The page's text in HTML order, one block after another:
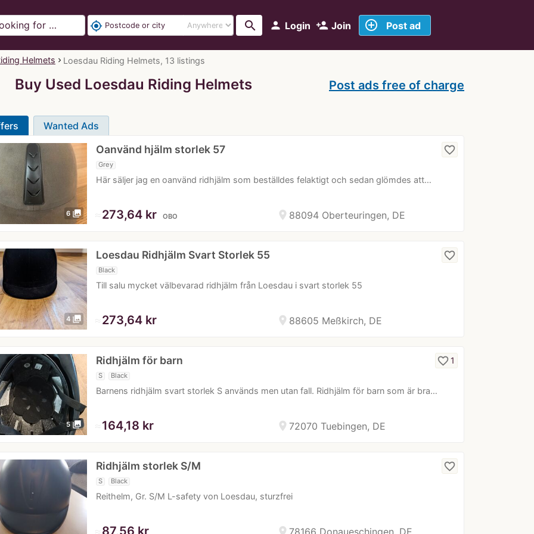
person Login person_add Join add_circle_outline Post ad
my_location search
Helmets Loesdau Riding Helmets, 13 listings
Buy Used Loesdau Riding Helmets Post ads free of charge
Wanted Ads
6 photo_library
Oanvänd hjälm storlek 57
Grey
Här säljer jag en oanvänd ridhjälm som beställdes felaktigt och sedan glömdes att…
favorite_border
location_on 88094 Oberteuringen, DE
≈273,64 kr OBO
4 photo_library
Loesdau Ridhjälm Svart Storlek 55
Black
Till salu mycket välbevarad ridhjälm från Loesdau i svart storlek 55
favorite_border
location_on 88605 Meßkirch, DE
≈273,64 kr
5 photo_library
Ridhjälm för barn
S Black
Barnens ridhjälm svart storlek S används men utan fall. Ridhjälm för barn som är bra…
favorite_border1
location_on 72070 Tuebingen, DE
≈164,18 kr
Ridhjälm storlek S/M
S Black
Reithelm, Gr. S/M L-safety von Loesdau, sturzfrei
favorite_border
location_on 78166 Donaueschingen, DE